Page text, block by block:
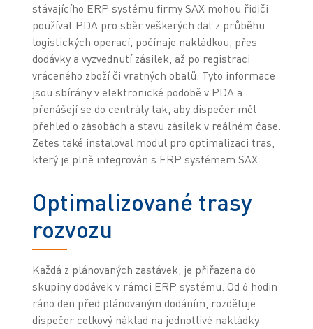
stávajícího ERP systému firmy SAX mohou řidiči
používat PDA pro sběr veškerých dat z průběhu
logistických operací, počínaje nakládkou, přes
dodávky a vyzvednutí zásilek, až po registraci
vráceného zboží či vratných obalů. Tyto informace
jsou sbírány v elektronické podobě v PDA a
přenášejí se do centrály tak, aby dispečer měl
přehled o zásobách a stavu zásilek v reálném čase.
Zetes také instaloval modul pro optimalizaci tras,
který je plně integrován s ERP systémem SAX.
Optimalizované trasy
rozvozu
Každá z plánovaných zastávek, je přiřazena do
skupiny dodávek v rámci ERP systému. Od 6 hodin
ráno den před plánovaným dodáním, rozděluje
dispečer celkový náklad na jednotlivé nakládky